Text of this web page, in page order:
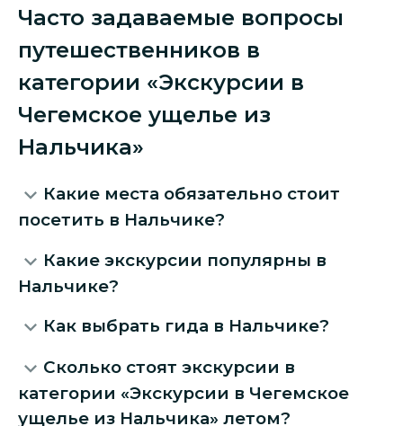
Часто задаваемые вопросы
путешественников в
категории «Экскурсии в
Чегемское ущелье из
Нальчика»
Какие места обязательно стоит
посетить в Нальчике?
Какие экскурсии популярны в
Нальчике?
Как выбрать гида в Нальчике?
Сколько стоят экскурсии в
категории «Экскурсии в Чегемское
ущелье из Нальчика» летом?